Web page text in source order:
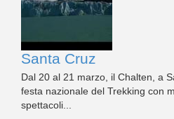
Santa Cruz
Dal 20 al 21 marzo, il Chalten, a
festa nazionale del Trekking con
spettacoli...